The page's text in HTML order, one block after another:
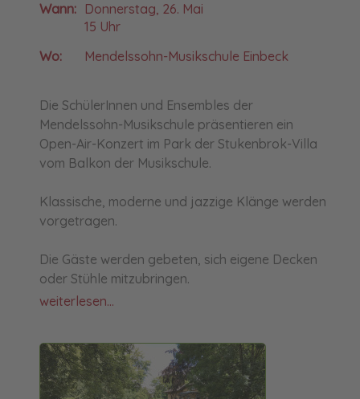
Wann: Donnerstag, 26. Mai
15 Uhr
Wo:
Mendelssohn-Musikschule Einbeck
Die SchülerInnen und Ensembles der
Mendelssohn-Musikschule präsentieren ein
Open-Air-Konzert im Park der Stukenbrok-Villa
vom Balkon der Musikschule.
Klassische, moderne und jazzige Klänge werden
vorgetragen.
Die Gäste werden gebeten, sich eigene Decken
oder Stühle mitzubringen.
weiterlesen...